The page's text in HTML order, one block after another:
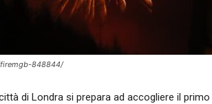
848844/
di Londra si prepara ad accogliere il